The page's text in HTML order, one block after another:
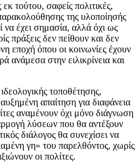
τούτου, σαφείς πολιτικές,
της υλοποίησής
να έχει σημασία, αλλά όχι ως
πράξεις δεν πείθουν και δεν
εποχή όπου οι κοινωνίες έχουν
ανάμεσα στην ειλικρίνεια και
τοποθέτησης,
απαίτηση για διαφάνεια
αναμένουν όχι μόνο διάγνωση
λύσεων που θα αντέξουν
διάλογος θα συνεχίσει να
γη» του παρελθόντος, χωρίς
οι πολίτες.